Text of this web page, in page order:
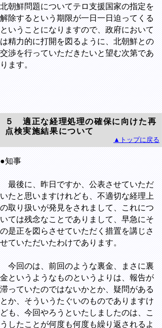
北朝鮮問題についてテロ支援国家の指定を
解除するという期限が一日一日迫ってくる
ということになりますので、政府において
は精力的に打開を図るように、北朝鮮との
交渉を行っていただきたいと望む次第であ
ります。
５ 適正な経理処理の確保に向けた再
点検実施結果について
▲トップに戻る
●知事
最後に、昨日ですか、公表させていただ
いたと思いますけれども、不適切な経理上
の取り扱いが発見をされまして、これにつ
いては残念なことでありまして、早急にそ
の是正を図らさせていただく措置を講じさ
せていただいたわけであります。
今回のは、前回のような裏金、まさに裏
金というようなものというよりは、報告が
滞っていたのではないかとか、疑問がある
とか、そういうたぐいのものでありますけ
ども、今回やろうといたしましたのは、こ
うしたことが何度も何度も繰り返されるよ